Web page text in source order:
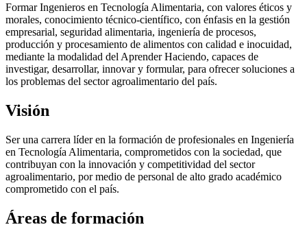
Formar Ingenieros en Tecnología Alimentaria, con valores éticos y
morales, conocimiento técnico-científico, con énfasis en la gestión
empresarial, seguridad alimentaria, ingeniería de procesos,
producción y procesamiento de alimentos con calidad e inocuidad,
mediante la modalidad del Aprender Haciendo, capaces de
investigar, desarrollar, innovar y formular, para ofrecer soluciones a
los problemas del sector agroalimentario del país.
Visión
Ser una carrera líder en la formación de profesionales en Ingeniería
en Tecnología Alimentaria, comprometidos con la sociedad, que
contribuyan con la innovación y competitividad del sector
agroalimentario, por medio de personal de alto grado académico
comprometido con el país.
Áreas de formación